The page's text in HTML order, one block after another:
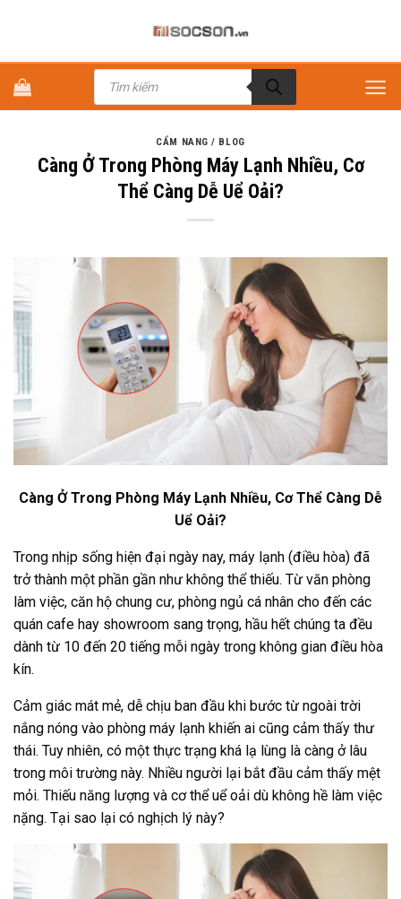
dung
Tìm
kiếm
phẩm
CẨM NANG / BLOG
Càng Ở Trong Phòng Máy Lạnh Nhiều, Cơ
Thể Càng Dễ Uể Oải?
Càng Ở Trong Phòng Máy Lạnh Nhiều, Cơ Thể Càng Dễ
Uể Oải?
Trong nhịp sống hiện đại ngày nay, máy lạnh (điều hòa) đã
trở thành một phần gần như không thể thiếu. Từ văn phòng
làm việc, căn hộ chung cư, phòng ngủ cá nhân cho đến các
quán cafe hay showroom sang trọng, hầu hết chúng ta đều
dành từ 10 đến 20 tiếng mỗi ngày trong không gian điều hòa
kín.
Cảm giác mát mẻ, dễ chịu ban đầu khi bước từ ngoài trời
nắng nóng vào phòng máy lạnh khiến ai cũng cảm thấy thư
thái. Tuy nhiên, có một thực trạng khá lạ lùng là càng ở lâu
trong môi trường này. Nhiều người lại bắt đầu cảm thấy mệt
mỏi. Thiếu năng lượng và cơ thể uể oải dù không hề làm việc
nặng. Tại sao lại có nghịch lý này?